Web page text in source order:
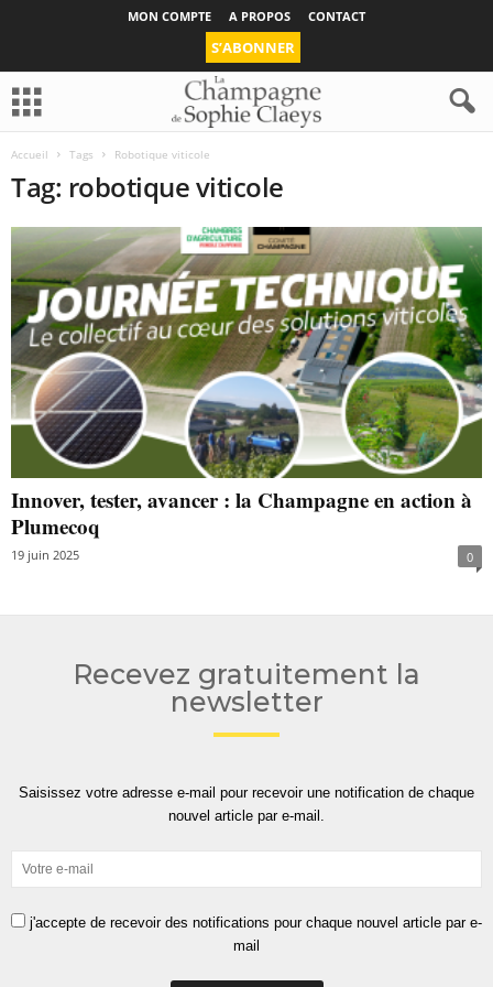
MON COMPTE A PROPOS CONTACT
S’ABONNER
Accueil Tags Robotique viticole
Tag: robotique viticole
Innover, tester, avancer : la Champagne en action à
Plumecoq
19 juin 2025 0
Recevez gratuitement la
newsletter
Saisissez votre adresse e-mail pour recevoir une notification de chaque
nouvel article par e-mail.
j'accepte de recevoir des notifications pour chaque nouvel article par e-
mail